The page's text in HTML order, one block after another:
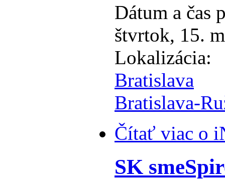
Dátum a čas
štvrtok, 15.
Lokalizácia:
Bratislava
Bratislava-
Čítať viac o
SK